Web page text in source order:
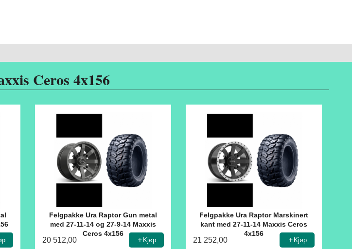
Ceros 4x156
Felgpakke Ura Raptor Gun metal
med 27-11-14 og 27-9-14 Maxxis
Ceros 4x156
20 512,00 Kjøp
Felgpakke Ura Raptor Marskinert
kant med 27-11-14 Maxxis Ceros
4x156
21 252,00 Kjøp